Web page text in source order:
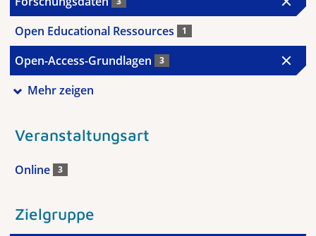
Open Educational Ressources 1
Open-Access-Grundlagen 3
Mehr zeigen
Veranstaltungsart
Online 3
Zielgruppe